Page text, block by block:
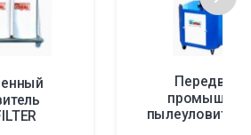
пылеуловитель